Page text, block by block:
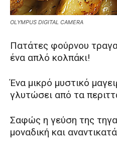
OLYMPUS DIGITAL CAMERA
Πατάτες φούρνου
ένα απλό κολπάκι!
Ένα μικρό μυστικό
γλυτώσει από τα
Σαφώς η γεύση της
μοναδική και